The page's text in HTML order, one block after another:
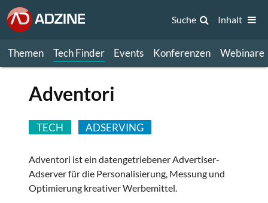
Themen Tech Finder Events Konferenzen Webinare
Suche Inhalt
Adventori
TECH ADSERVING
Adventori ist ein datengetriebener Advertiser-
Adserver für die Personalisierung, Messung und
Optimierung kreativer Werbemittel.